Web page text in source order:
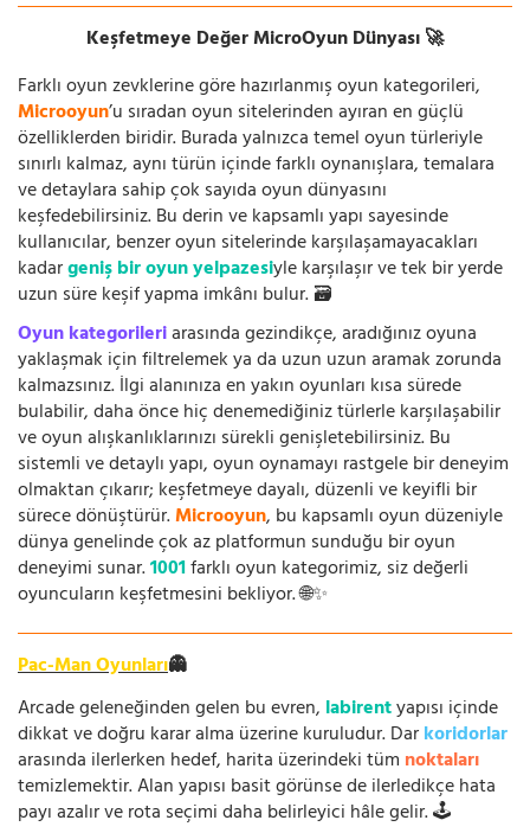
Keşfetmeye Değer MicroOyun Dünyası 🚀
Farklı oyun zevklerine göre hazırlanmış oyun kategorileri,
Microoyun’u sıradan oyun sitelerinden ayıran en güçlü
özelliklerden biridir. Burada yalnızca temel oyun türleriyle
sınırlı kalmaz, aynı türün içinde farklı oynanışlara, temalara
ve detaylara sahip çok sayıda oyun dünyasını
keşfedebilirsiniz. Bu derin ve kapsamlı yapı sayesinde
kullanıcılar, benzer oyun sitelerinde karşılaşamayacakları
kadargeniş bir oyun yelpazesiyle karşılaşır ve tek bir yerde
uzun süre keşif yapma imkânı bulur. 🗃️
Oyun kategorileriarasında gezindikçe, aradığınız oyuna
yaklaşmak için filtrelemek ya da uzun uzun aramak zorunda
kalmazsınız. İlgi alanınıza en yakın oyunları kısa sürede
bulabilir, daha önce hiç denemediğiniz türlerle karşılaşabilir
ve oyun alışkanlıklarınızı sürekli genişletebilirsiniz. Bu
sistemli ve detaylı yapı, oyun oynamayı rastgele bir deneyim
olmaktan çıkarır; keşfetmeye dayalı, düzenli ve keyifli bir
sürece dönüştürür.Microoyun, bu kapsamlı oyun düzeniyle
dünya genelinde çok az platformun sunduğu bir oyun
deneyimi sunar.1001farklı oyun kategorimiz, siz değerli
oyuncuların keşfetmesini bekliyor. 🌐✨
Pac-Man Oyunları👻
Arcade geleneğinden gelen bu evren, labirentyapısı içinde
dikkat ve doğru karar alma üzerine kuruludur. Darkoridorlar
arasında ilerlerken hedef, harita üzerindeki tüm noktaları
temizlemektir. Alan yapısı basit görünse de ilerledikçe hata
payı azalır ve rota seçimi daha belirleyici hâle gelir. 🕹️